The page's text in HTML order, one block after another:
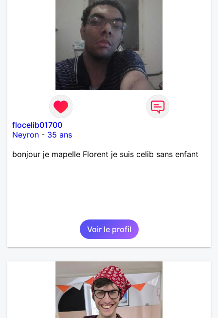
flocelib01700
Neyron - 35 ans
bonjour je mapelle Florent je suis celib sans enfant
Voir le profil